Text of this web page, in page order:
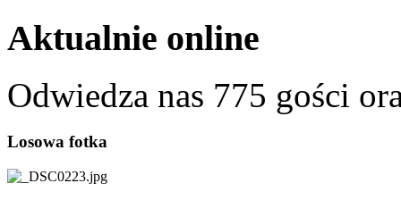
Aktualnie online
Odwiedza nas 775 gości
Losowa fotka